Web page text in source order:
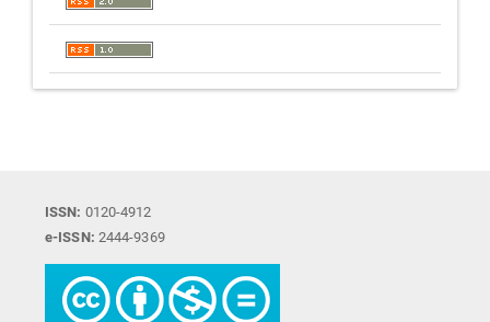
ISSN: 0120-4912
e-ISSN: 2444-9369